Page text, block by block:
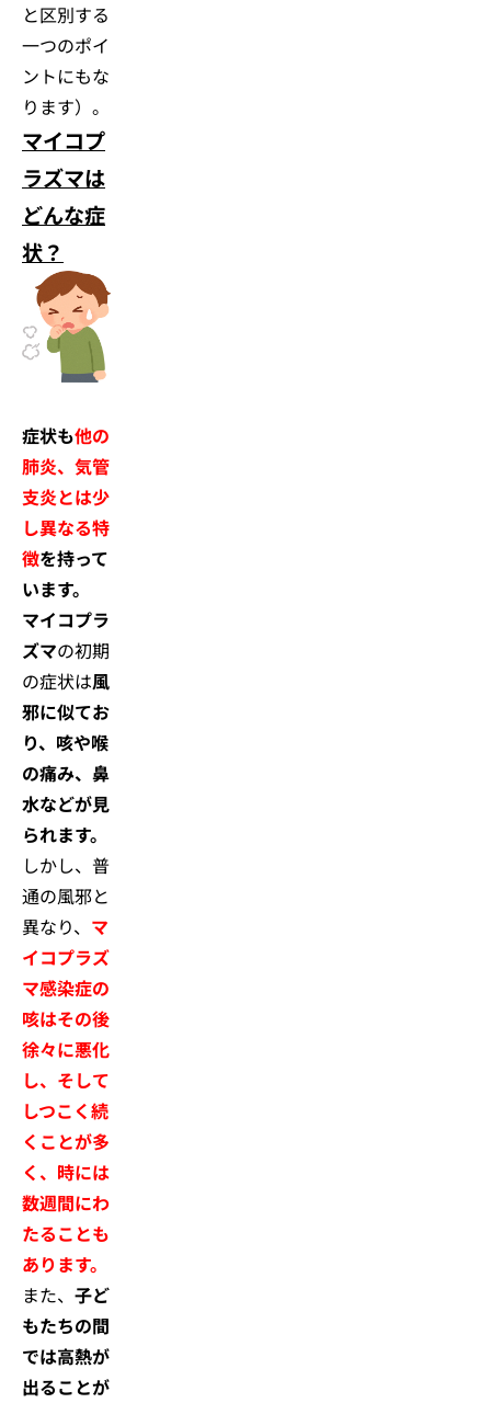
と区別する
一つのポイ
ントにもな
ります）。
マイコプ
ラズマは
どんな症
状？
症状も他の
肺炎、気管
支炎とは少
し異なる特
徴を持って
います。
マイコプラ
ズマの初期
の症状は風
邪に似てお
り、咳や喉
の痛み、鼻
水などが見
られます。
しかし、普
通の風邪と
異なり、 マ
イコプラズ
マ感染症の
咳はその後
徐々に悪化
し、そして
しつこく続
くことが多
く、時には
数週間にわ
たることも
あります。
また、 子ど
もたちの間
では高熱が
出ることが